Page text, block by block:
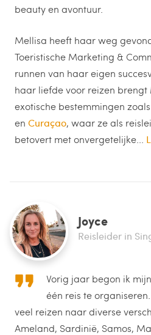
beauty en avontuur.
Mellisa heeft haar weg
Toeristische Marketing &
runnen van haar eigen
haar liefde voor reizen
exotische bestemmingen zoals
en Curaçao, waar ze als
betovert met onvergetelijke...
Joyce
Reisleider in
Vorig jaar begon ik
één reis te
veel reizen naar diverse
Ameland, Sardinië, Samos,